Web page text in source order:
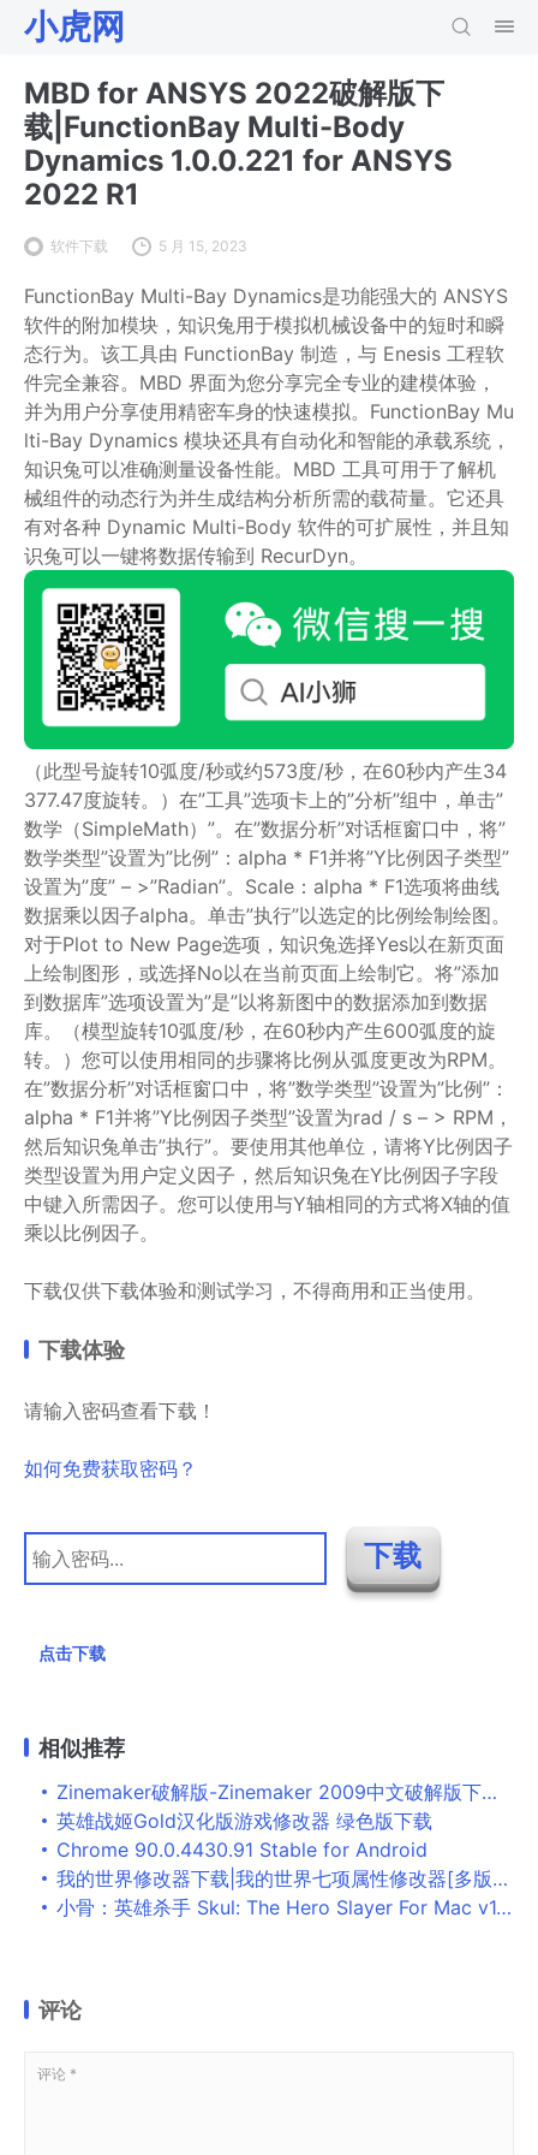
小虎网
MBD for ANSYS 2022破解版下
载|FunctionBay Multi-Body
Dynamics 1.0.0.221 for ANSYS
2022 R1
软件下载 5 月 15, 2023
FunctionBay Multi-Bay Dynamics是功能强大的 ANSYS
软件的附加模块，知识兔用于模拟机械设备中的短时和瞬
态行为。该工具由 FunctionBay 制造，与 Enesis 工程软
件完全兼容。MBD 界面为您分享完全专业的建模体验，
并为用户分享使用精密车身的快速模拟。FunctionBay Mu
lti-Bay Dynamics 模块还具有自动化和智能的承载系统，
知识兔可以准确测量设备性能。MBD 工具可用于了解机
械组件的动态行为并生成结构分析所需的载荷量。它还具
有对各种 Dynamic Multi-Body 软件的可扩展性，并且知
识兔可以一键将数据传输到 RecurDyn。
（此型号旋转10弧度/秒或约573度/秒，在60秒内产生34
377.47度旋转。）在”工具”选项卡上的”分析”组中，单击”
数学（SimpleMath）”。在”数据分析”对话框窗口中，将”
数学类型”设置为”比例”：alpha * F1并将”Y比例因子类型”
设置为”度” – >”Radian”。Scale：alpha * F1选项将曲线
数据乘以因子alpha。单击”执行”以选定的比例绘制绘图。
对于Plot to New Page选项，知识兔选择Yes以在新页面
上绘制图形，或选择No以在当前页面上绘制它。将”添加
到数据库”选项设置为”是”以将新图中的数据添加到数据
库。（模型旋转10弧度/秒，在60秒内产生600弧度的旋
转。）您可以使用相同的步骤将比例从弧度更改为RPM。
在”数据分析”对话框窗口中，将”数学类型”设置为”比例”：
alpha * F1并将”Y比例因子类型”设置为rad / s – > RPM，
然后知识兔单击”执行”。要使用其他单位，请将Y比例因子
类型设置为用户定义因子，然后知识兔在Y比例因子字段
中键入所需因子。您可以使用与Y轴相同的方式将X轴的值
乘以比例因子。
下载仅供下载体验和测试学习，不得商用和正当使用。
下载体验
请输入密码查看下载！
如何免费获取密码？
点击下载
相似推荐
Zinemaker破解版-Zinemaker 2009中文破解版下载 v090211
英雄战姬Gold汉化版游戏修改器 绿色版下载
Chrome 90.0.4430.91 Stable for Android
我的世界修改器下载|我的世界七项属性修改器[多版本通用]下载
小骨：英雄杀手 Skul: The Hero Slayer For Mac v1.7.6 中文版
评论